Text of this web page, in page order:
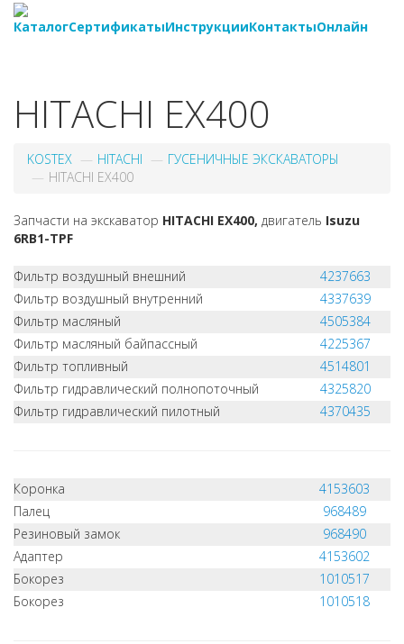
КаталогСертификатыИнструкцииКонтактыОнлайн
HITACHI EX400
KOSTEX HITACHI
ГУСЕНИЧНЫЕ ЭКСКАВАТОРЫ
HITACHI EX400
Запчасти на экскаватор HITACHI EX400, двигатель Isuzu
6RB1-TPF
Фильтр воздушный внешний
4237663
Фильтр воздушный внутренний
4337639
Фильтр масляный
4505384
Фильтр масляный байпассный
4225367
Фильтр топливный
4514801
Фильтр гидравлический полнопоточный
4325820
Фильтр гидравлический пилотный
4370435
Коронка
4153603
Палец
968489
Резиновый замок
968490
Адаптер
4153602
Бокорез
1010517
Бокорез
1010518